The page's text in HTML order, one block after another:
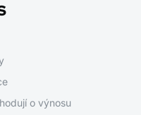
o výnosu